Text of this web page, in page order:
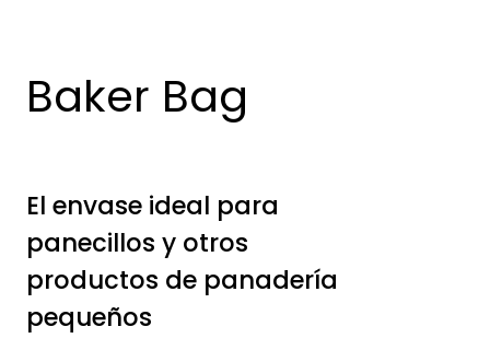
Baker Bag
El envase ideal para
panecillos y otros
productos de panadería
pequeños